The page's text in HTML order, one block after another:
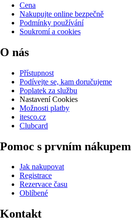
Cena
Nakupujte online bezpečně
Podmínky používání
Soukromí a cookies
O nás
Přístupnost
Podívejte se, kam doručujeme
Poplatek za službu
Nastavení Cookies
Možnosti platby
itesco.cz
Clubcard
Pomoc s prvním nákupem
Jak nakupovat
Registrace
Rezervace času
Oblíbené
Kontakt